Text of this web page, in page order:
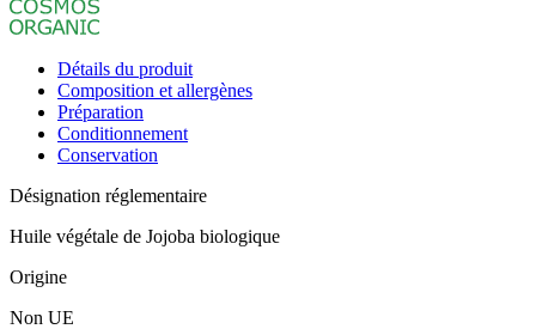
Détails du produit
Composition et allergènes
Préparation
Conditionnement
Conservation
Désignation réglementaire
Huile végétale de Jojoba biologique
Origine
Non UE